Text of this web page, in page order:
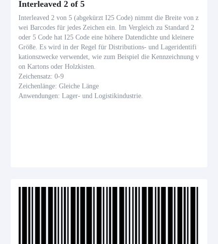
Interleaved 2 of 5
Interleaved 2 von 5 (abgekürzt I25 Code) nimmt die Breite von z
wei Barcodes für jedes Zeichen ein. Im Vergleich zu Standard 2
oder 5 Code hat I25 Code eine höhere Datendichte und kleinere
Größe. Es wird in der Regel für Distributions- und Lageridentifi
kationszwecke verwendet, wie zum Beispiel die Kennzeichnung v
on Kartons oder Holzkisten.
Zeichensatz: 0-9
Zeichenlänge: Gleiche Länge
Anwendungen: Lager- und Logistikindustrie.